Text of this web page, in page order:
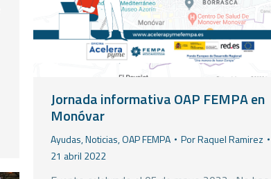
Jornada informativa OAP FEMPA en
Monóvar
Ayudas,Noticias,OAP FEMPA PorRaquel Ramirez
21 abril 2022